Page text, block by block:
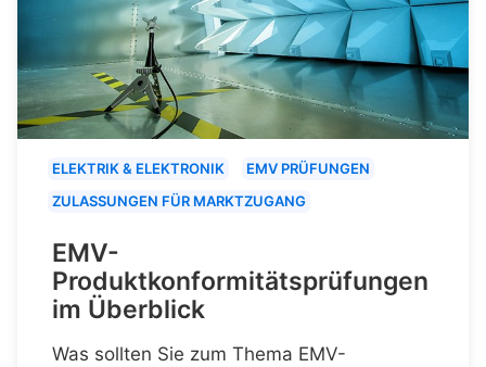
ELEKTRIK & ELEKTRONIK
EMV PRÜFUNGEN
ZULASSUNGEN FÜR MARKTZUGANG
EMV-
Produktkonformitätsprüfungen
im Überblick
Was sollten Sie zum Thema EMV-